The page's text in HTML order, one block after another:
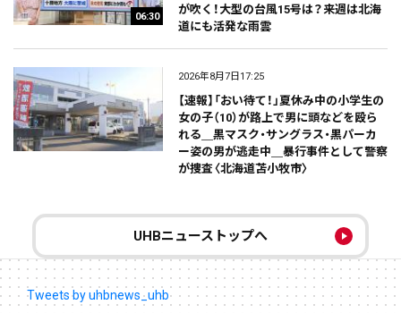
06:30
が吹く！大型の台風15号は？来週は北海
道にも活発な雨雲
2026年8月7日17:25
【速報】「おい待て！」夏休み中の小学生の
女の子（10）が路上で男に頭などを殴ら
れる＿黒マスク・サングラス・黒パーカ
ー姿の男が逃走中＿暴行事件として警察
が捜査〈北海道苫小牧市〉
UHBニューストップへ
Tweets by uhbnews_uhb